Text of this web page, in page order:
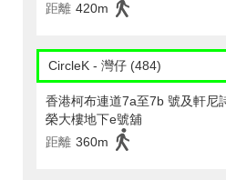
距離 420m
CircleK - 灣仔 (484)
香港柯布連道7a至7b 號及軒尼
榮大樓地下e號舖
距離 360m